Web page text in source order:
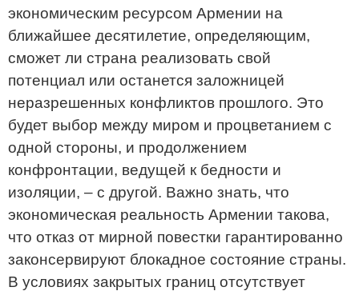
экономическим ресурсом Армении на
ближайшее десятилетие, определяющим,
сможет ли страна реализовать свой
потенциал или останется заложницей
неразрешенных конфликтов прошлого. Это
будет выбор между миром и процветанием с
одной стороны, и продолжением
конфронтации, ведущей к бедности и
изоляции, – с другой. Важно знать, что
экономическая реальность Армении такова,
что отказ от мирной повестки гарантированно
законсервируют блокадное состояние страны.
В условиях закрытых границ отсутствует